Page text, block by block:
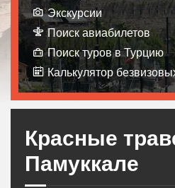
Экскурсии
Поиск авиабилетов
Поиск туров в Турцию
Калькулятор
Красные
Памуккале